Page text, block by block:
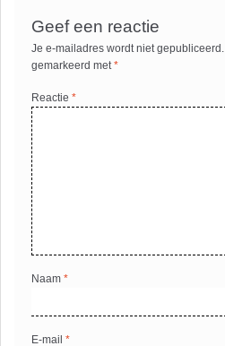
Geef een reactie
Je e-mailadres wordt niet gepubliceerd.
gemarkeerd met*
Reactie*
Naam*
E-mail*